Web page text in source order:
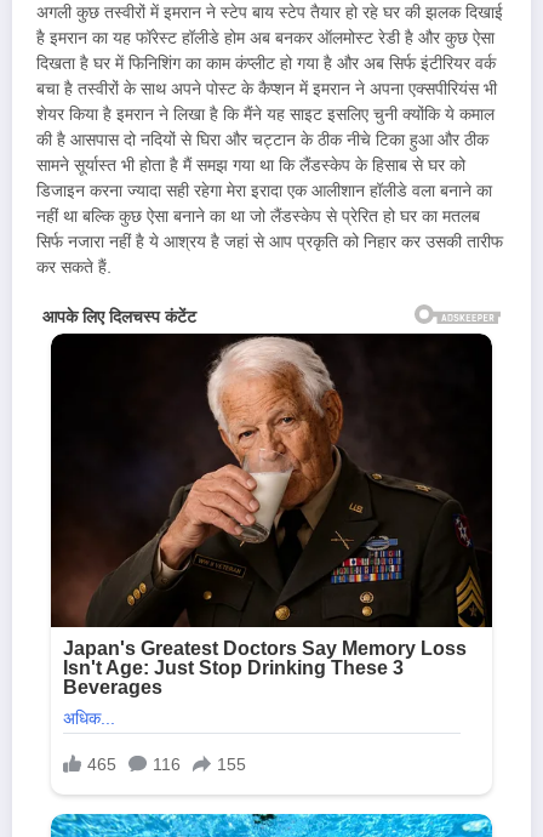
अगली कुछ तस्वीरों में इमरान ने स्टेप बाय स्टेप तैयार हो रहे घर की झलक दिखाई
है इमरान का यह फॉरेस्ट हॉलीडे होम अब बनकर ऑलमोस्ट रेडी है और कुछ ऐसा
दिखता है घर में फिनिशिंग का काम कंप्लीट हो गया है और अब सिर्फ इंटीरियर वर्क
बचा है तस्वीरों के साथ अपने पोस्ट के कैप्शन में इमरान ने अपना एक्सपीरियंस भी
शेयर किया है इमरान ने लिखा है कि मैंने यह साइट इसलिए चुनी क्योंकि ये कमाल
की है आसपास दो नदियों से घिरा और चट्टान के ठीक नीचे टिका हुआ और ठीक
सामने सूर्यास्त भी होता है मैं समझ गया था कि लैंडस्केप के हिसाब से घर को
डिजाइन करना ज्यादा सही रहेगा मेरा इरादा एक आलीशान हॉलीडे वला बनाने का
नहीं था बल्कि कुछ ऐसा बनाने का था जो लैंडस्केप से प्रेरित हो घर का मतलब
सिर्फ नजारा नहीं है ये आश्रय है जहां से आप प्रकृति को निहार कर उसकी तारीफ
कर सकते हैं.